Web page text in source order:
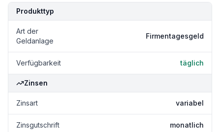
KonditionDetails
Produkttyp
Art der
Geldanlage
Firmentagesgeld
Verfügbarkeit täglich
Zinsen
Zinsart variabel
Zinsgutschrift monatlich